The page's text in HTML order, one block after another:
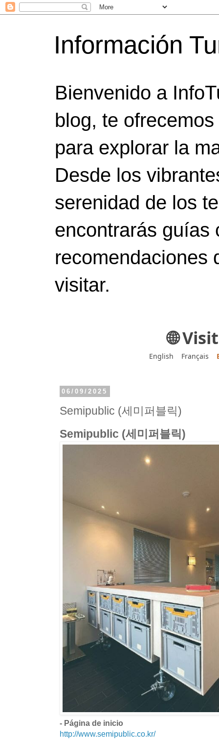
Información
Bienvenido a
blog, te
para explorar la
Desde los
serenidad de los
encontrarás guías
recomendaciones
visitar.
🌐
English Français
06/09/2025
Semipublic (세미퍼블릭)
Semipublic (세미퍼블릭)
- Página de inicio
http://www.semipublic.co.kr/